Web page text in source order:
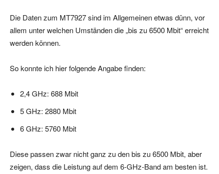
Die Daten zum MT7927 sind im Allgemeinen etwas dünn, vor
allem unter welchen Umständen die „bis zu 6500 Mbit“ erreicht
werden können.
So konnte ich hier folgende Angabe finden:
2,4 GHz: 688 Mbit
5 GHz: 2880 Mbit
6 GHz: 5760 Mbit
Diese passen zwar nicht ganz zu den bis zu 6500 Mbit, aber
zeigen, dass die Leistung auf dem 6-GHz-Band am besten ist.